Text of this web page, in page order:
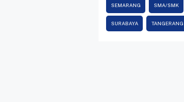
SEMARANG SMA/SMK
SURABAYA TANGERANG